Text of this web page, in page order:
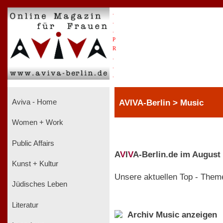
P
R
Aviva - Home
Women + Work
Public Affairs
Kunst + Kultur
Jüdisches Leben
Literatur
AVIVA-Berlin > Music
AVIVA-Berlin.de im August
Unsere aktuellen Top -
Archiv Music anzeigen